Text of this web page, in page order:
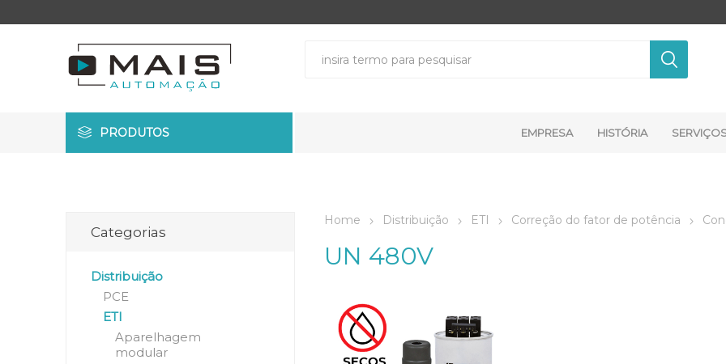
PRODUTOS EMPRESA HISTÓRIA
Home Distribuição ETI Correção do fator de potência
UN 480V
Categorias
Distribuição
PCE
ETI
Aparelhagem
modular